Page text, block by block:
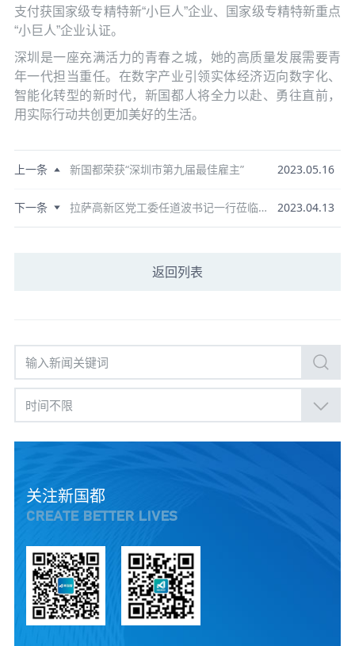
支付获国家级专精特新“小巨人”企业、国家级专精特新重点
“小巨人”企业认证。
深圳是一座充满活力的青春之城，她的高质量发展需要青
年一代担当重任。在数字产业引领实体经济迈向数字化、
智能化转型的新时代，新国都人将全力以赴、勇往直前，
用实际行动共创更加美好的生活。
上一条 新国都荣获“深圳市第九届最佳雇主” 2023.05.16
下一条 拉萨高新区党工委任道波书记一行莅临新国都走访交流 2023.04.13
返回列表
时间不限
关注新国都
CREATE BETTER LIVES